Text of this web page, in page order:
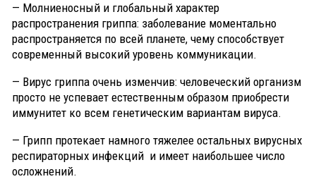
— Молниеносный и глобальный характер
распространения гриппа: заболевание моментально
распространяется по всей планете, чему способствует
современный высокий уровень коммуникации.
— Вирус гриппа очень изменчив: человеческий организм
просто не успевает естественным образом приобрести
иммунитет ко всем генетическим вариантам вируса.
— Грипп протекает намного тяжелее остальных вирусных
респираторных инфекций и имеет наибольшее число
осложнений.